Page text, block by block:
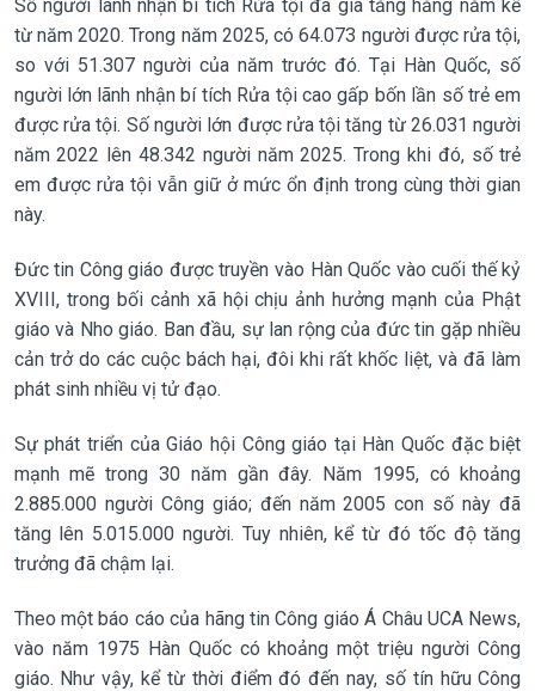
Số người lãnh nhận bí tích Rửa tội đã gia tăng hằng năm kể
từ năm 2020. Trong năm 2025, có 64.073 người được rửa tội,
so với 51.307 người của năm trước đó. Tại Hàn Quốc, số
người lớn lãnh nhận bí tích Rửa tội cao gấp bốn lần số trẻ em
được rửa tội. Số người lớn được rửa tội tăng từ 26.031 người
năm 2022 lên 48.342 người năm 2025. Trong khi đó, số trẻ
em được rửa tội vẫn giữ ở mức ổn định trong cùng thời gian
này.
Đức tin Công giáo được truyền vào Hàn Quốc vào cuối thế kỷ
XVIII, trong bối cảnh xã hội chịu ảnh hưởng mạnh của Phật
giáo và Nho giáo. Ban đầu, sự lan rộng của đức tin gặp nhiều
cản trở do các cuộc bách hại, đôi khi rất khốc liệt, và đã làm
phát sinh nhiều vị tử đạo.
Sự phát triển của Giáo hội Công giáo tại Hàn Quốc đặc biệt
mạnh mẽ trong 30 năm gần đây. Năm 1995, có khoảng
2.885.000 người Công giáo; đến năm 2005 con số này đã
tăng lên 5.015.000 người. Tuy nhiên, kể từ đó tốc độ tăng
trưởng đã chậm lại.
Theo một báo cáo của hãng tin Công giáo Á Châu UCA News,
vào năm 1975 Hàn Quốc có khoảng một triệu người Công
giáo. Như vậy, kể từ thời điểm đó đến nay, số tín hữu Công